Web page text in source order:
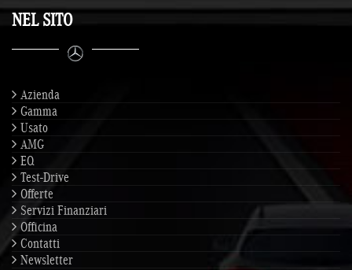
NEL SITO
Azienda
Gamma
Usato
AMG
EQ
Test-Drive
Offerte
Servizi Finanziari
Officina
Contatti
Newsletter